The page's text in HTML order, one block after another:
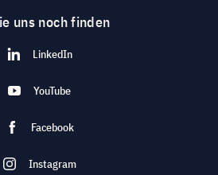
uns noch finden
LinkedIn
YouTube
Facebook
Instagram